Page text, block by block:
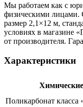
Мы работаем как с
физическими лицами.
размер 2,1×12 м,
условиях в магазине
от производителя.
Характеристики
Поликарбонат класса